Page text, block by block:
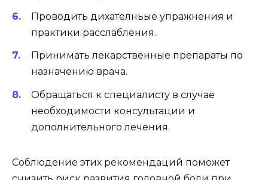
Проводить дихателньые упражнения и
практики расслабления.
Принимать лекарственные препараты по
назначению врача.
Обращаться к специалисту в случае
необходимости консультации и
дополнительного лечения.
Соблюдение этих рекомендаций поможет